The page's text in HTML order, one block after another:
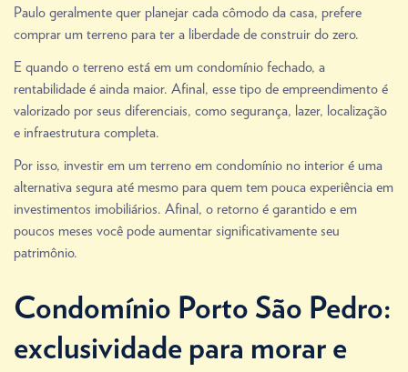
Paulo geralmente quer planejar cada cômodo da casa, prefere
comprar um terreno para ter a liberdade de construir do zero.
E quando o terreno está em um condomínio fechado, a
rentabilidade é ainda maior. Afinal, esse tipo de empreendimento é
valorizado por seus diferenciais, como segurança, lazer, localização
e infraestrutura completa.
Por isso, investir em um terreno em condomínio no interior é uma
alternativa segura até mesmo para quem tem pouca experiência em
investimentos imobiliários. Afinal, o retorno é garantido e em
poucos meses você pode aumentar significativamente seu
patrimônio.
Condomínio Porto São Pedro:
exclusividade para morar e